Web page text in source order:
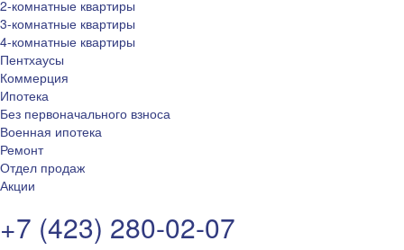
2-комнатные квартиры
3-комнатные квартиры
4-комнатные квартиры
Пентхаусы
Коммерция
Ипотека
Без первоначального взноса
Военная ипотека
Ремонт
Отдел продаж
Акции
+7 (423) 280-02-07